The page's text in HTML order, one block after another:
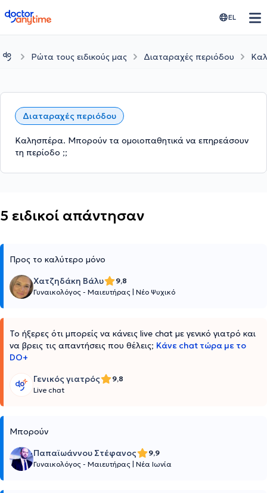
doctoranytime EL
Ρώτα τους ειδικούς μας Διαταραχές περιόδου
Διαταραχές περιόδου
Καλησπέρα. Μπορούν τα ομοιοπαθητικά να επηρεάσουν
τη περίοδο ;;
5 ειδικοί απάντησαν
Προς το καλύτερο μόνο
Χατζηδάκη Βάλυ
9,8
Γυναικολόγος - Μαιευτήρας Νέο Ψυχικό
Το ήξερες ότι μπορείς να κάνεις live chat με γενικό γιατρό και
να βρεις τις απαντήσεις που θέλεις; Κάνε chat τώρα με το
DO+
Γενικός γιατρός
9,8
Live chat
Μπορούν
Παπαϊωάννου Στέφανος
9,9
Γυναικολόγος - Μαιευτήρας Νέα Ιωνία